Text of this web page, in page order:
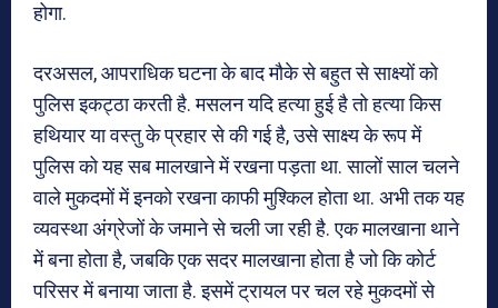
होगा.
दरअसल, आपराधिक घटना के बाद मौके से बहुत से साक्ष्यों को
पुलिस इकट्ठा करती है. मसलन यदि हत्या हुई है तो हत्या किस
हथियार या वस्तु के प्रहार से की गई है, उसे साक्ष्य के रूप में
पुलिस को यह सब मालखाने में रखना पड़ता था. सालों साल चलने
वाले मुकदमों में इनको रखना काफी मुश्किल होता था. अभी तक यह
व्यवस्था अंग्रेजों के जमाने से चली जा रही है. एक मालखाना थाने
में बना होता है, जबकि एक सदर मालखाना होता है जो कि कोर्ट
परिसर में बनाया जाता है. इसमें ट्रायल पर चल रहे मुकदमों से